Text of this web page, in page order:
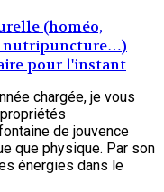
(homéo,
nutripuncture…)
pour l'instant
chargée, je vous
de jouvence
que physique. Par son
énergies dans le